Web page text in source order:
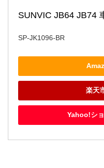
SUNVIC JB64 JB74
SP-JK1096-BR
楽天
Yahoo!シ